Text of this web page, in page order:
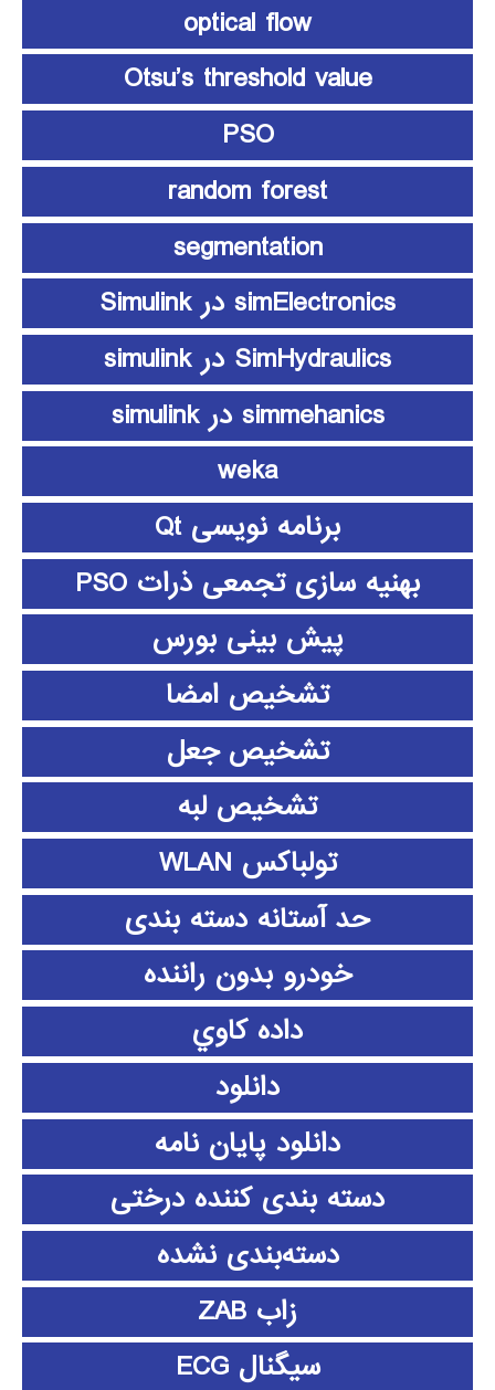
optical flow
Otsu’s threshold value
PSO
random forest
segmentation
simElectronics در Simulink
SimHydraulics در simulink
simmehanics در simulink
weka
برنامه نویسی Qt
بهنیه سازی تجمعی ذرات PSO
پیش بینی بورس
تشخیص امضا
تشخیص جعل
تشخیص لبه
تولباکس WLAN
حد آستانه دسته بندی
خودرو بدون راننده
داده كاوي
دانلود
دانلود پايان نامه
دسته بندی کننده درختی
دسته‌بندی نشده
زاب ZAB
سیگنال ECG